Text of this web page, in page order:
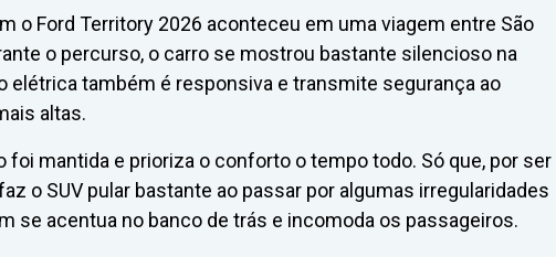
o Ford Territory 2026 aconteceu em uma viagem entre São
o percurso, o carro se mostrou bastante silencioso na
elétrica também é responsiva e transmite segurança ao
altas.
foi mantida e prioriza o conforto o tempo todo. Só que, por ser
o SUV pular bastante ao passar por algumas irregularidades
se acentua no banco de trás e incomoda os passageiros.